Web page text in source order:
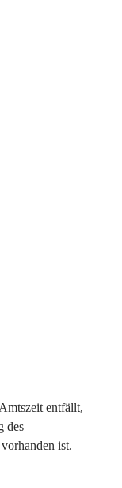
entfällt,
des
ist.